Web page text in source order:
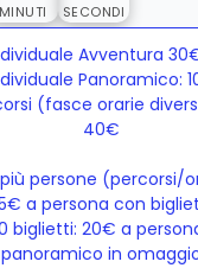
MINUTI SECONDI
Avventura
Panoramico:
(fasce orarie
40€
persone (percorsi/
a persona con
biglietti: 20€ a
panoramico in